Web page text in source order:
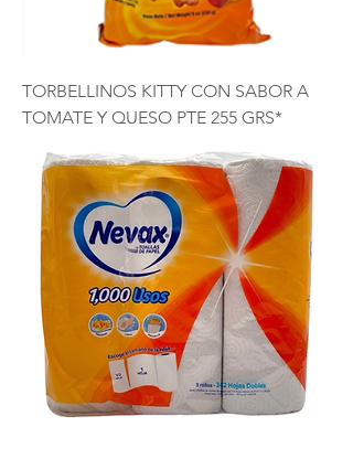
TORBELLINOS KITTY CON SABOR A
TOMATE Y QUESO PTE 255 GRS*